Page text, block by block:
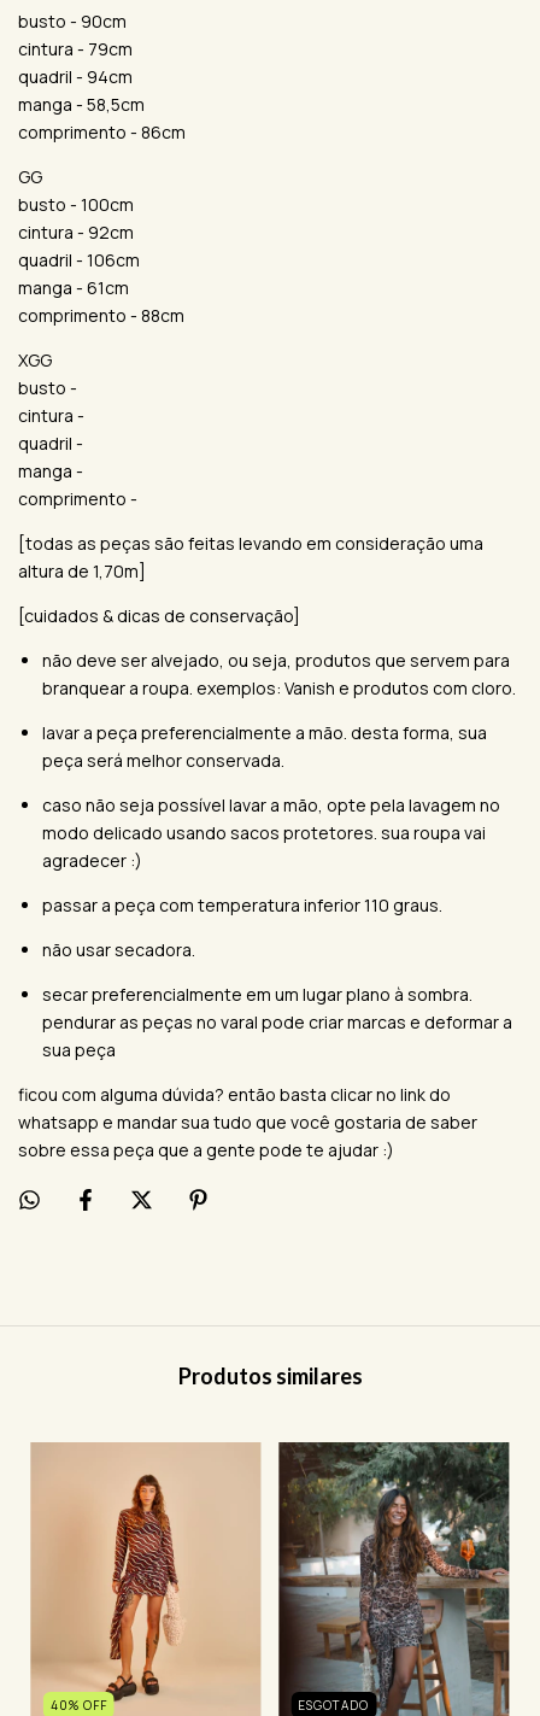
busto - 90cm
cintura - 79cm
quadril - 94cm
manga - 58,5cm
comprimento - 86cm
GG
busto - 100cm
cintura - 92cm
quadril - 106cm
manga - 61cm
comprimento - 88cm
XGG
busto -
cintura -
quadril -
manga -
comprimento -
[todas as peças são feitas levando em consideração uma
altura de 1,70m]
[cuidados & dicas de conservação]
não deve ser alvejado, ou seja, produtos que servem para
branquear a roupa. exemplos: Vanish e produtos com cloro.
lavar a peça preferencialmente a mão. desta forma, sua
peça será melhor conservada.
caso não seja possível lavar a mão, opte pela lavagem no
modo delicado usando sacos protetores. sua roupa vai
agradecer :)
passar a peça com temperatura inferior 110 graus.
não usar secadora.
secar preferencialmente em um lugar plano à sombra.
pendurar as peças no varal pode criar marcas e deformar a
sua peça
ficou com alguma dúvida? então basta clicar no link do
whatsapp e mandar sua tudo que você gostaria de saber
sobre essa peça que a gente pode te ajudar :)
Produtos similares
40% OFF ESGOTADO